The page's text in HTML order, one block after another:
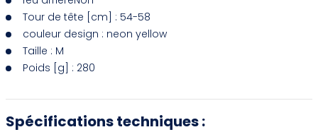
Tour de tête [cm] : 54-58
couleur design : neon yellow
Taille : M
Poids [g] : 280
Spécifications techniques :